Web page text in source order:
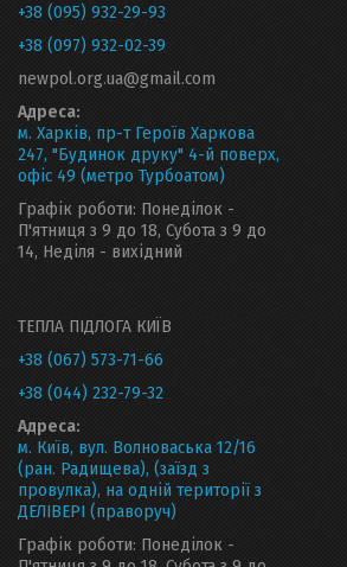
+38 (095) 932-29-93
+38 (097) 932-02-39
newpol.org.ua@gmail.com
Адреса:
м. Харків, пр-т Героїв Харкова
247, "Будинок друку" 4-й поверх,
офіс 49 (метро Турбоатом)
Графік роботи: Понеділок -
П'ятниця з 9 до 18, Субота з 9 до
14, Неділя - вихідний
ТЕПЛА ПІДЛОГА КИЇВ
+38 (067) 573-71-66
+38 (044) 232-79-32
Адреса:
м. Київ, вул. Волноваська 12/16
(ран. Радищева), (заїзд з
провулка), на одній території з
ДЕЛІВЕРІ (праворуч)
Графік роботи: Понеділок -